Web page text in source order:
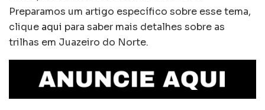
Preparamos um artigo específico sobre esse tema,
clique aqui para saber mais detalhes sobre as
trilhas em Juazeiro do Norte.